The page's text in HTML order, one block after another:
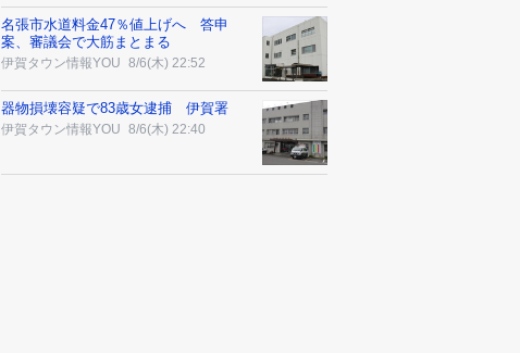
名張市水道料金47％値上げへ 答申
案、審議会で大筋まとまる
伊賀タウン情報YOU 8/6(木) 22:52
器物損壊容疑で83歳女逮捕 伊賀署
伊賀タウン情報YOU 8/6(木) 22:40